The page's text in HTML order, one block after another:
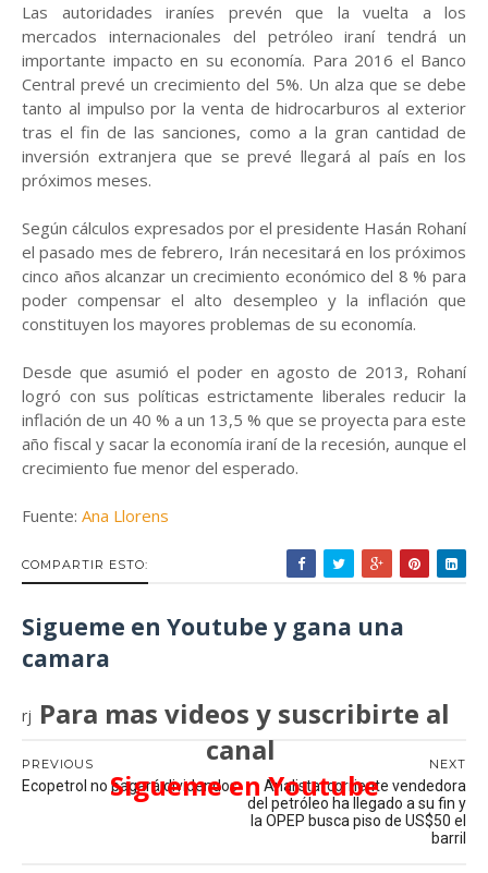
Las autoridades iraníes prevén que la vuelta a los
mercados internacionales del petróleo iraní tendrá un
importante impacto en su economía. Para 2016 el Banco
Central prevé un crecimiento del 5%. Un alza que se debe
tanto al impulso por la venta de hidrocarburos al exterior
tras el fin de las sanciones, como a la gran cantidad de
inversión extranjera que se prevé llegará al país en los
próximos meses.
Según cálculos expresados por el presidente Hasán Rohaní
el pasado mes de febrero, Irán necesitará en los próximos
cinco años alcanzar un crecimiento económico del 8 % para
poder compensar el alto desempleo y la inflación que
constituyen los mayores problemas de su economía.
Desde que asumió el poder en agosto de 2013, Rohaní
logró con sus políticas estrictamente liberales reducir la
inflación de un 40 % a un 13,5 % que se proyecta para este
año fiscal y sacar la economía iraní de la recesión, aunque el
crecimiento fue menor del esperado.
Fuente: Ana Llorens
COMPARTIR ESTO:
Sigueme en Youtube y gana una
camara
Para mas videos y suscribirte al
canal
Sigueme en Youtube
rj
NEXT
Analista: corriente vendedora
del petróleo ha llegado a su fin y
la OPEP busca piso de US$50 el
barril
PREVIOUS
Ecopetrol no pagará dividendos